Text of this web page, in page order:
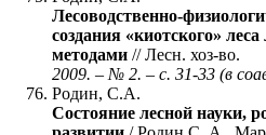
Лесоводственно-
создания «киотского»
методами // Лесн. хоз-во.
2009. – № 2. – с. 31-33 (в
Родин, С.А.
Состояние лесной науки,